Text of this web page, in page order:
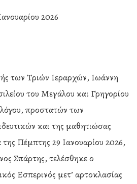
2026
των Τριών Ιεραρχών, Ιωάννη
του Μεγάλου και Γρηγορίου
προστατών των
και της μαθητιώσας
Πέμπτης 29 Ιανουαρίου 2026,
Σπάρτης, τελέσθηκε ο
Εσπερινός μετ’ αρτοκλασίας